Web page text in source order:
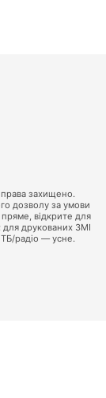
захищено.
дозволу за умови
відкрите для
друкованих ЗМІ
радіо — усне.